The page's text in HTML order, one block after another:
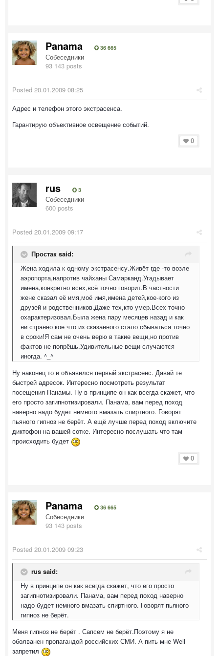
Panama 36 665
Собеседники
93 143 posts
Posted 20.01.2009 08:25
Адрес и телефон этого экстрасенса.
Гарантирую объективное освещение событий.
0
rus 3
Собеседники
600 posts
Posted 20.01.2009 09:17
Простак said:
Жена ходила к одному экстрасенсу.Живёт где -то возле
аэропорта,напротив чайханы Самарканд.Угадывает
имена,конкретно всех,всё точно говорит.В частности
жене сказал её имя,моё имя,имена детей,кое-кого из
друзей и родственников.Даже тех,кто умер.Всех точно
охарактеризовал.Была жена пару месяцев назад и как
ни странно кое что из сказанного стало сбываться точно
в сроки!Я сам не очень верю в такие вещи,но против
фактов не попрёшь.Удивительные вещи случаются
иногда. ^_^
Ну наконец то и объявился первый экстрасенс. Давай те
быстрей адресок. Интересно посмотреть результат
посещения Панамы. Ну в принципе он как всегда скажет, что
его просто загипнотизировали. Панама, вам перед поход
наверно надо будет немного вмазать спиртного. Говорят
пьяного гипноз не берёт. А ещё лучше перед поход включите
диктофон на вашей сотке. Интересно послушать что там
происходить будет
0
Panama 36 665
Собеседники
93 143 posts
Posted 20.01.2009 09:23
rus said:
Ну в принципе он как всегда скажет, что его просто
загипнотизировали. Панама, вам перед поход наверно
надо будет немного вмазать спиртного. Говорят пьяного
гипноз не берёт.
Меня гипноз не берёт . Сапсем не берёт.Поэтому я не
оболванен пропагандой российских СМИ. А пить мне Well
запретил